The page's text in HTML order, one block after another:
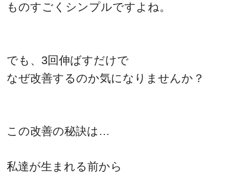
ものすごくシンプルですよね。
でも、3回伸ばすだけで
なぜ改善するのか気になりませんか？
この改善の秘訣は…
私達が生まれる前から